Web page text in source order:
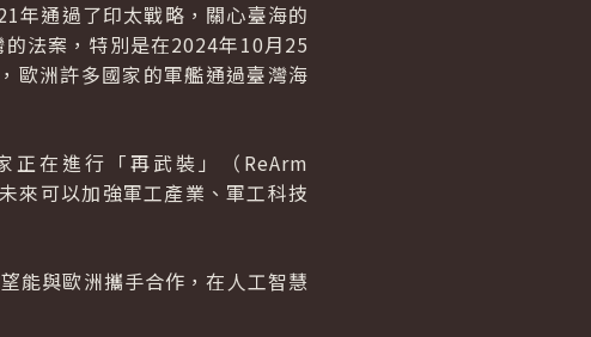
年通過了印太戰略，關心臺海的
法案，特別是在2024年10月25
歐洲許多國家的軍艦通過臺灣海
正在進行「再武裝」（ ReArm
來可以加強軍工產業、軍工科技
能與歐洲攜手合作，在人工智慧